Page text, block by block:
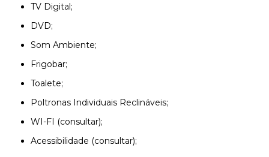
TV Digital;
DVD;
Som Ambiente;
Frigobar;
Toalete;
Poltronas Individuais Reclináveis;
WI-FI (consultar);
Acessibilidade (consultar);